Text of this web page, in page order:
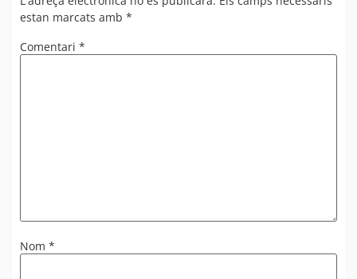
estan marcats amb *
Comentari *
Nom *